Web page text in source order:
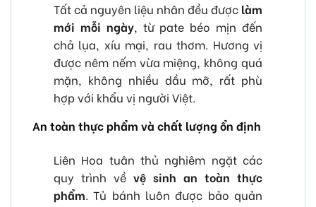
Tất cả nguyên liệu nhân đều được làm
mới mỗi ngày, từ pate béo mịn đến
chả lụa, xíu mại, rau thơm. Hương vị
được nêm nếm vừa miệng, không quá
mặn, không nhiều dầu mỡ, rất phù
hợp với khẩu vị người Việt.
An toàn thực phẩm và chất lượng ổn định
Liên Hoa tuân thủ nghiêm ngặt các
quy trình về vệ sinh an toàn thực
phẩm. Tủ bánh luôn được bảo quản